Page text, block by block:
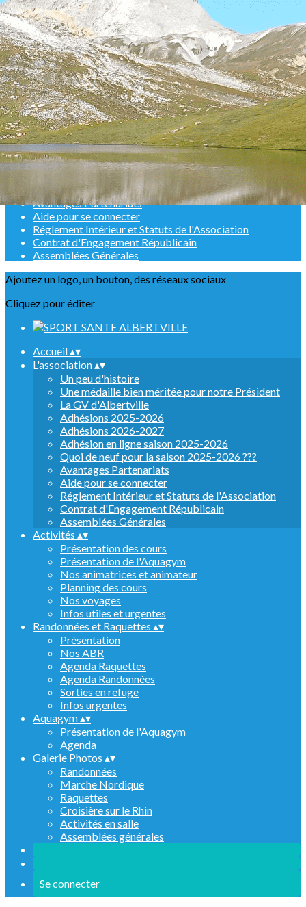
Exporter les lignes sélectionnées
Exporter toutes les colonnes
Exporter uniquement les colonnes affichées
Menu
<
>
Un peu d'histoire
Une médaille bien méritée pour notre Président
La GV d'Albertville
Adhésions 2025-2026
Adhésions 2026-2027
Adhésion en ligne saison 2025-2026
Quoi de neuf pour la saison 2025-2026 ???
Avantages Partenariats
Aide pour se connecter
Réglement Intérieur et Statuts de l'Association
Contrat d'Engagement Républicain
Assemblées Générales
Ajoutez un logo, un bouton, des réseaux sociaux
Cliquez pour éditer
Accueil▴▾
L'association▴▾
Un peu d'histoire
Une médaille bien méritée pour notre Président
La GV d'Albertville
Adhésions 2025-2026
Adhésions 2026-2027
Adhésion en ligne saison 2025-2026
Quoi de neuf pour la saison 2025-2026 ???
Avantages Partenariats
Aide pour se connecter
Réglement Intérieur et Statuts de l'Association
Contrat d'Engagement Républicain
Assemblées Générales
Activités ▴▾
Présentation des cours
Présentation de l'Aquagym
Nos animatrices et animateur
Planning des cours
Nos voyages
Infos utiles et urgentes
Randonnées et Raquettes ▴▾
Présentation
Nos ABR
Agenda Raquettes
Agenda Randonnées
Sorties en refuge
Infos urgentes
Aquagym▴▾
Présentation de l'Aquagym
Agenda
Galerie Photos ▴▾
Randonnées
Marche Nordique
Raquettes
Croisière sur le Rhin
Activités en salle
Assemblées générales
Se connecter